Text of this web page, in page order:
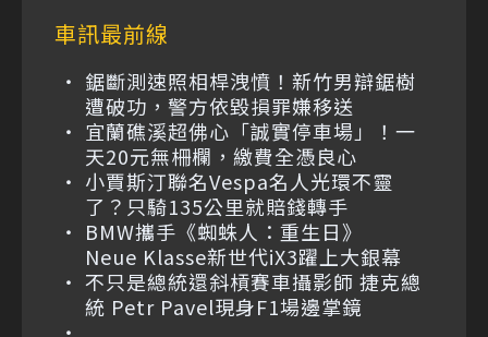
車訊最前線
鋸斷測速照相桿洩憤！新竹男辯鋸樹
遭破功，警方依毀損罪嫌移送
宜蘭礁溪超佛心「誠實停車場」！一
天20元無柵欄，繳費全憑良心
小賈斯汀聯名Vespa名人光環不靈
了？只騎135公里就賠錢轉手
BMW攜手《蜘蛛人：重生日》
Neue Klasse新世代iX3躍上大銀幕
不只是總統還斜槓賽車攝影師 捷克總
統 Petr Pavel現身F1場邊掌鏡